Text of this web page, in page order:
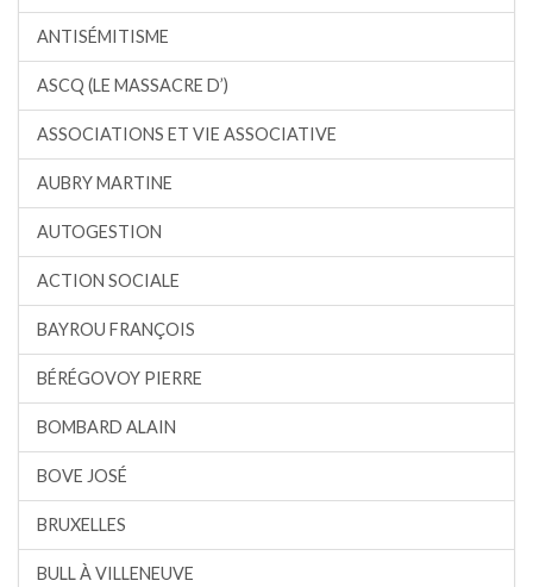
ANTISÉMITISME
ASCQ (LE MASSACRE D’)
ASSOCIATIONS ET VIE ASSOCIATIVE
AUBRY MARTINE
AUTOGESTION
ACTION SOCIALE
BAYROU FRANÇOIS
BÉRÉGOVOY PIERRE
BOMBARD ALAIN
BOVE JOSÉ
BRUXELLES
BULL À VILLENEUVE